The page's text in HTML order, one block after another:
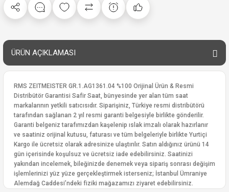
ÜRÜN AÇIKLAMASI
RMS ZEITMEISTER GR.1.AG1361.04 %100 Orijinal Ürün & Resmi
Distribütör Garantisi Safir Saat, bünyesinde yer alan tüm saat
markalarının yetkili satıcısıdır. Siparişiniz, Türkiye resmi distribütörü
tarafından sağlanan 2 yıl resmi garanti belgesiyle birlikte gönderilir.
Garanti belgeniz tarafımızdan kaşelenip ıslak imzalı olarak hazırlanır
ve saatiniz orijinal kutusu, faturası ve tüm belgeleriyle birlikte Yurtiçi
Kargo ile ücretsiz olarak adresinize ulaştırılır. Satın aldığınız ürünü 14
gün içerisinde koşulsuz ve ücretsiz iade edebilirsiniz. Saatinizi
yakından incelemek, bileğinizde denemek veya sipariş sonrası değişim
işlemlerinizi yüz yüze gerçekleştirmek isterseniz; İstanbul Ümraniye
Alemdağ Caddesi’ndeki fiziki mağazamızı ziyaret edebilirsiniz.